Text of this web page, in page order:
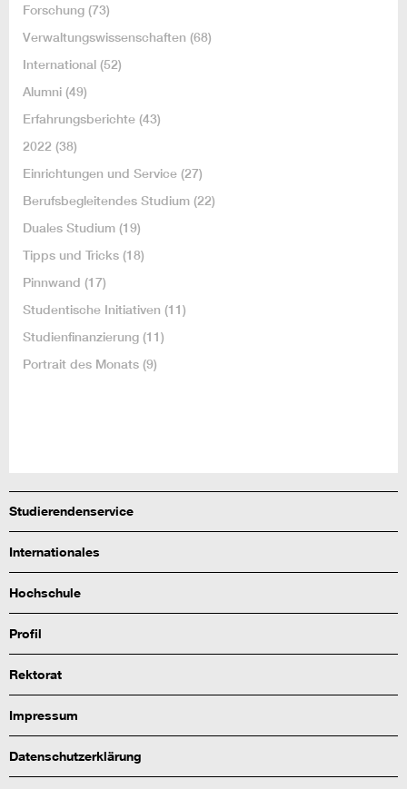
Forschung (73)
Verwaltungswissenschaften (68)
International (52)
Alumni (49)
Erfahrungsberichte (43)
2022 (38)
Einrichtungen und Service (27)
Berufsbegleitendes Studium (22)
Duales Studium (19)
Tipps und Tricks (18)
Pinnwand (17)
Studentische Initiativen (11)
Studienfinanzierung (11)
Portrait des Monats (9)
Studierendenservice
Internationales
Hochschule
Profil
Rektorat
Impressum
Datenschutzerklärung